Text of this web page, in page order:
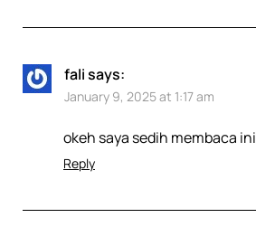
falisays:
January 9, 2025 at 1:17 am
okeh saya sedih membaca ini
Reply